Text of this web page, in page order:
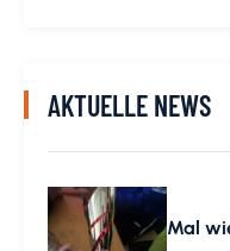
AKTUELLE NEWS
Mal